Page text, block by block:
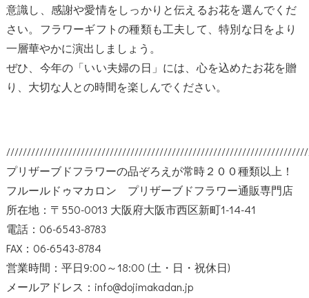
意識し、感謝や愛情をしっかりと伝えるお花を選んでくだ
さい。フラワーギフトの種類も工夫して、特別な日をより
一層華やかに演出しましょう。
ぜひ、今年の「いい夫婦の日」には、心を込めたお花を贈
り、大切な人との時間を楽しんでください。
プリザーブドフラワーの品ぞろえが常時２００種類以上！
フルールドゥマカロン プリザーブドフラワー通販専門店
所在地：〒550-0013 大阪府大阪市西区新町1-14-41
電話：06-6543-8783
FAX：06-6543-8784
営業時間：平日9:00～18:00 (土・日・祝休日)
メールアドレス：info@dojimakadan.jp